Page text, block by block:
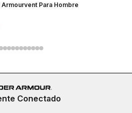
Armourvent Para Hombre
Conectado